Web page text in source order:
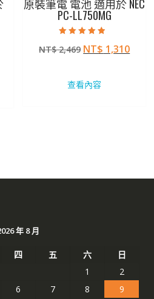
原裝筆電 電池 適用於 NEC
PC-LL750MG
4.50
滿分 5
NT$2,469 原
格：
NT$ 1,310目
查看內容
年 8 月
四 五 六
日
1
2
6 7 8
9